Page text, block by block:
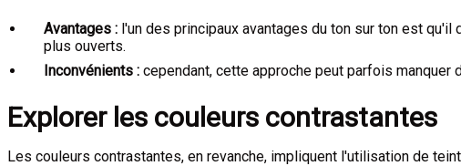
Avantages : l'un des principaux avantages du ton sur ton est
plus ouverts.
Inconvénients : cependant, cette approche peut parfois
Explorer les couleurs contrastantes
Les couleurs contrastantes, en revanche, impliquent l'utilisation de